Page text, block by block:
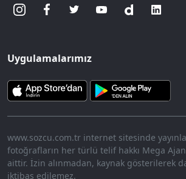
Uygulamalarımız
www.sozcu.com.tr internet sitesinde
fotoğrafların her türlü telif hakkı Mega
aittir. İzin alınmadan, kaynak gösterilerek
iktibas edilemez.